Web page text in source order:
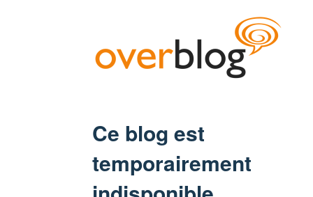
Ce blog est
temporairement